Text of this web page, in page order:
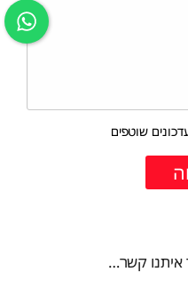
שוטפים
איתנו קשר…